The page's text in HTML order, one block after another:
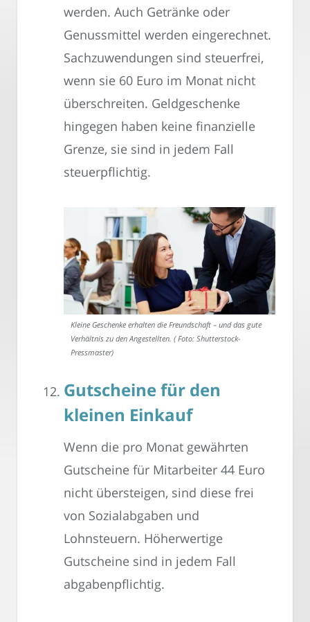
werden. Auch Getränke oder
Genussmittel werden eingerechnet.
Sachzuwendungen sind steuerfrei,
wenn sie 60 Euro im Monat nicht
überschreiten. Geldgeschenke
hingegen haben keine finanzielle
Grenze, sie sind in jedem Fall
steuerpflichtig.
Kleine Geschenke erhalten die Freundschaft – und das gute
Verhältnis zu den Angestellten. ( Foto: Shutterstock-
Pressmaster)
Gutscheine für den
kleinen Einkauf
Wenn die pro Monat gewährten
Gutscheine für Mitarbeiter 44 Euro
nicht übersteigen, sind diese frei
von Sozialabgaben und
Lohnsteuern. Höherwertige
Gutscheine sind in jedem Fall
abgabenpflichtig.